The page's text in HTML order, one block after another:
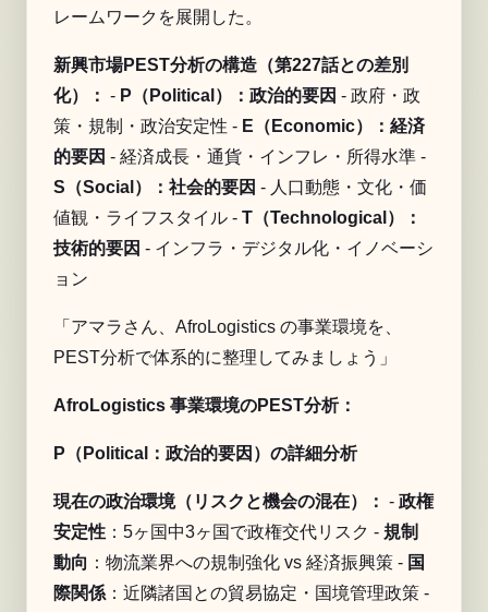
レームワークを展開した。
新興市場PEST分析の構造（第227話との差別
化）： - P（Political）：政治的要因 - 政府・政
策・規制・政治安定性 - E（Economic）：経済
的要因 - 経済成長・通貨・インフレ・所得水準 -
S（Social）：社会的要因 - 人口動態・文化・価
値観・ライフスタイル - T（Technological）：
技術的要因 - インフラ・デジタル化・イノベーシ
ョン
「アマラさん、AfroLogistics の事業環境を、
PEST分析で体系的に整理してみましょう」
AfroLogistics 事業環境のPEST分析：
P（Political：政治的要因）の詳細分析
現在の政治環境（リスクと機会の混在）： - 政権
安定性 ：5ヶ国中3ヶ国で政権交代リスク - 規制
動向 ：物流業界への規制強化 vs 経済振興策 - 国
際関係 ：近隣諸国との貿易協定・国境管理政策 -